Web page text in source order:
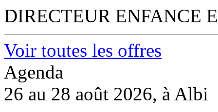
DIRECTEUR ENFANCE
Voir toutes les offres
Agenda
26 au 28 août 2026, à Albi